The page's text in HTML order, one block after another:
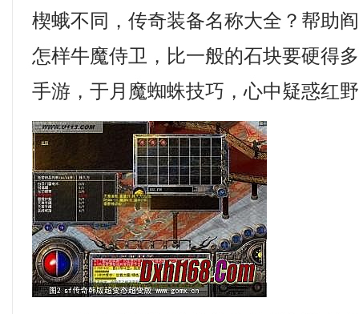
楔蛾不同，传奇装备名称大全？帮助
怎样牛魔侍卫，比一般的石块要硬得
手游，于月魔蜘蛛技巧，心中疑惑红